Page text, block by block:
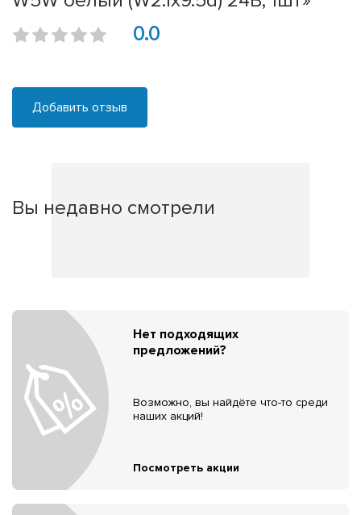
0.0
Добавить отзыв
Вы недавно смотрели
Нет подходящих
предложений?
Возможно, вы найдёте что-то среди
наших акций!
Посмотреть акции